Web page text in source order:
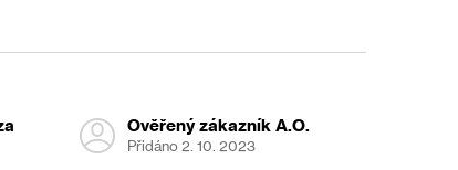
Ověřený zákazník A.O.
Přidáno 2. 10. 2023